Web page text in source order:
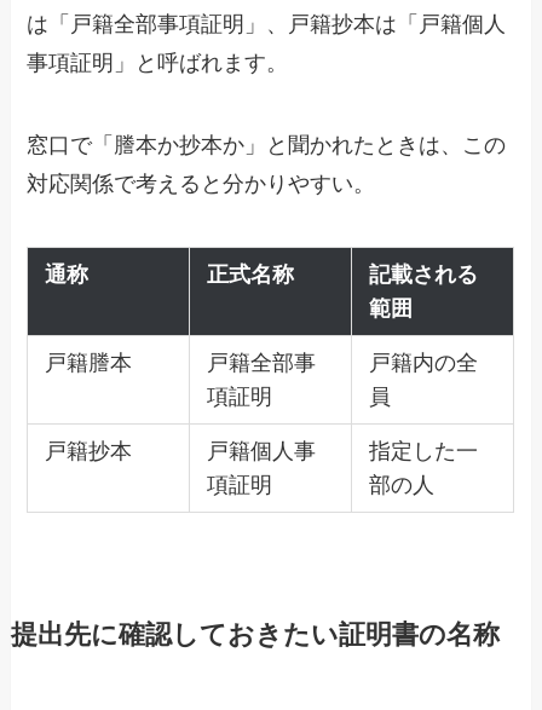
は「戸籍全部事項証明」、戸籍抄本は「戸籍個人
事項証明」と呼ばれます。
窓口で「謄本か抄本か」と聞かれたときは、この
対応関係で考えると分かりやすい。
通称 正式名称
記載される
範囲
戸籍謄本
戸籍全部事
項証明
戸籍内の全
員
戸籍抄本
戸籍個人事
項証明
指定した一
部の人
提出先に確認しておきたい証明書の名称